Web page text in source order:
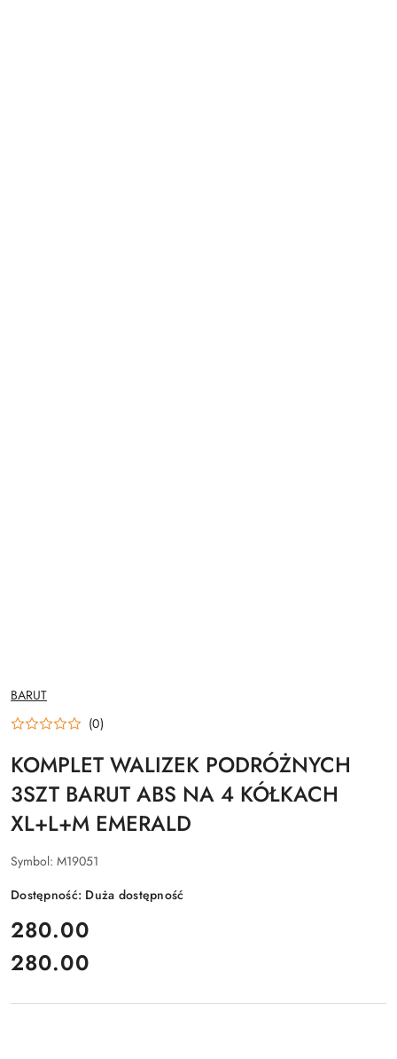
NAZWA
PRODUCENTA:
BARUT
(0)
KOMPLET WALIZEK PODRÓŻNYCH
3SZT BARUT ABS NA 4 KÓŁKACH
XL+L+M EMERALD
Symbol: M19051
Dostępność: Duża dostępność
cena:
280.00
Cena:
280.00